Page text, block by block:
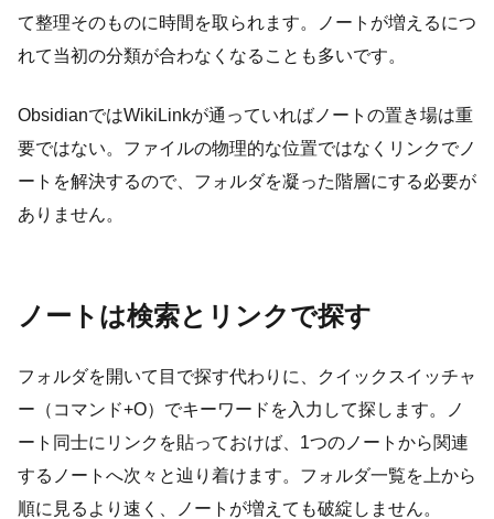
て整理そのものに時間を取られます。ノートが増えるにつ
れて当初の分類が合わなくなることも多いです。
ObsidianではWikiLinkが通っていればノートの置き場は重
要ではない。ファイルの物理的な位置ではなくリンクでノ
ートを解決するので、フォルダを凝った階層にする必要が
ありません。
ノートは検索とリンクで探す
フォルダを開いて目で探す代わりに、クイックスイッチャ
ー（コマンド+O）でキーワードを入力して探します。ノ
ート同士にリンクを貼っておけば、1つのノートから関連
するノートへ次々と辿り着けます。フォルダ一覧を上から
順に見るより速く、ノートが増えても破綻しません。